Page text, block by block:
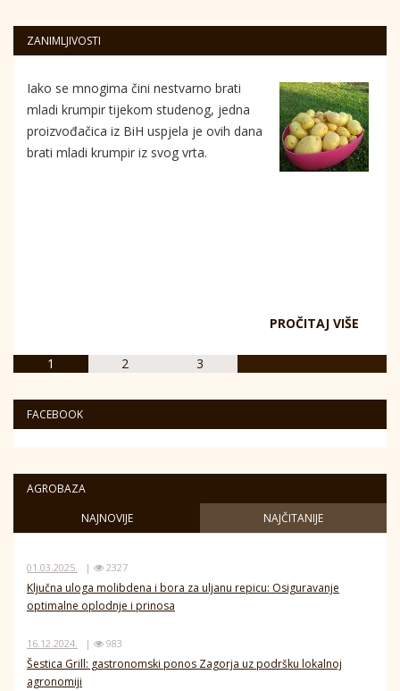
ZANIMLJIVOSTI
Iako se mnogima čini nestvarno brati
mladi krumpir tijekom studenog, jedna
proizvođačica iz BiH uspjela je ovih dana
brati mladi krumpir iz svog vrta.
PROČITAJ VIŠE
1 2 3
FACEBOOK
AGROBAZA
NAJNOVIJE
NAJČITANIJE
01.03.2025. | 2327
Ključna uloga molibdena i bora za uljanu repicu: Osiguravanje
optimalne oplodnje i prinosa
16.12.2024. | 983
Šestica Grill: gastronomski ponos Zagorja uz podršku lokalnoj
agronomiji